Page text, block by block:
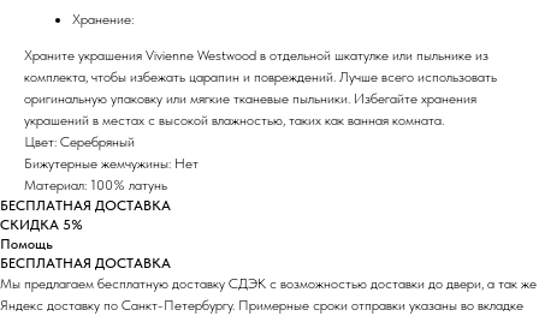
Хранение:
Храните украшения Vivienne Westwood в отдельной шкатулке или пыльнике из
комплекта, чтобы избежать царапин и повреждений. Лучше всего использовать
оригинальную упаковку или мягкие тканевые пыльники. Избегайте хранения
украшений в местах с высокой влажностью, таких как ванная комната.
Цвет: Серебряный
Бижутерные жемчужины: Нет
Материал: 100% латунь
БЕСПЛАТНАЯ ДОСТАВКА
СКИДКА 5%
Помощь
БЕСПЛАТНАЯ ДОСТАВКА
Мы предлагаем бесплатную доставку СДЭК с возможностью доставки до двери, а так же
Яндекс доставку по Санкт-Петербургу. Примерные сроки отправки указаны во вкладке